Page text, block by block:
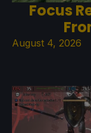
Focus
August 4, 2026